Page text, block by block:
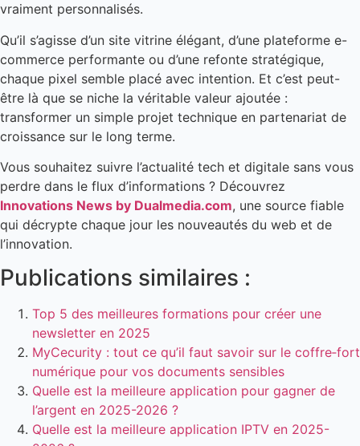
vraiment personnalisés.
Qu’il s’agisse d’un site vitrine élégant, d’une plateforme e-
commerce performante ou d’une refonte stratégique,
chaque pixel semble placé avec intention. Et c’est peut-
être là que se niche la véritable valeur ajoutée :
transformer un simple projet technique en partenariat de
croissance sur le long terme.
Vous souhaitez suivre l’actualité tech et digitale sans vous
perdre dans le flux d’informations ? Découvrez
Innovations News by Dualmedia.com, une source fiable
qui décrypte chaque jour les nouveautés du web et de
l’innovation.
Publications similaires :
Top 5 des meilleures formations pour créer une
newsletter en 2025
MyCecurity : tout ce qu’il faut savoir sur le coffre‑fort
numérique pour vos documents sensibles
Quelle est la meilleure application pour gagner de
l’argent en 2025-2026 ?
Quelle est la meilleure application IPTV en 2025-